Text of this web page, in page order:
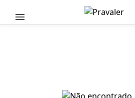
Pular para o conteúdo principal